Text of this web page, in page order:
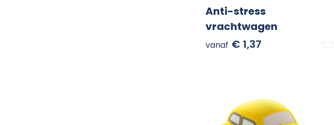
Anti-stress
vrachtwagen
vanaf € 1,37